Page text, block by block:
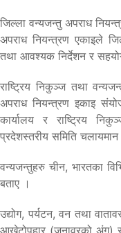
जिल्ला वन्यजन्तु अपराध
अपराध नियन्त्रण एकाइले
तथा आवश्यक निर्देशन र
राष्ट्रिय निकुञ्ज तथा
अपराध नियन्त्रण इकाइ
कार्यालय र राष्ट्रिय
प्रदेशस्तरीय समिति
वन्यजन्तुहरु चीन, भारतका
बताए ।
उद्योग, पर्यटन, वन तथा
आखेटोपहार (जनावरको अंग)